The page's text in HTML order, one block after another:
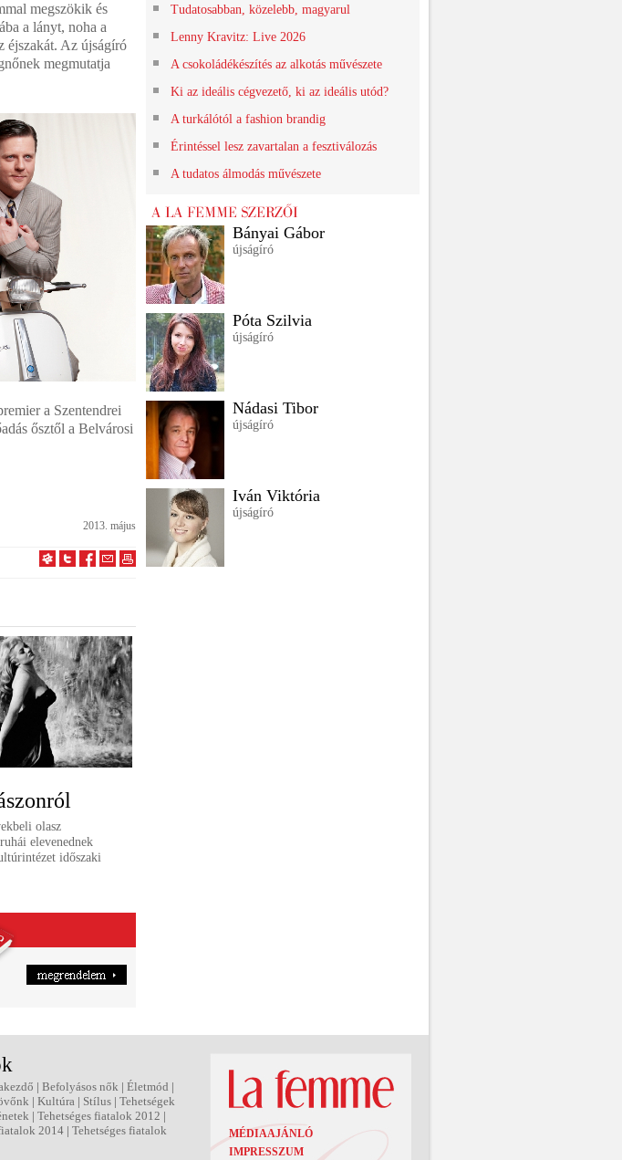
megszökik és
a lányt, noha a
éjszakát. Az újságíró
megmutatja
a Szentendrei
ősztől a Belvárosi
2013. május
olasz
elevenednek
időszaki
Tudatosabban, közelebb, magyarul
Lenny Kravitz: Live 2026
A csokoládékészítés az alkotás művészete
Ki az ideális cégvezető, ki az ideális utód?
A turkálótól a fashion brandig
Érintéssel lesz zavartalan a fesztiválozás
A tudatos álmodás művészete
Bányai Gábor
újságíró
Póta Szilvia
újságíró
Nádasi Tibor
újságíró
Iván Viktória
újságíró
| Befolyásos nők | Életmód |
| Kultúra | Stílus | Tehetségek
| Tehetséges fiatalok 2012 |
2014 | Tehetséges fiatalok
MÉDIAAJÁNLÓ
IMPRESSZUM